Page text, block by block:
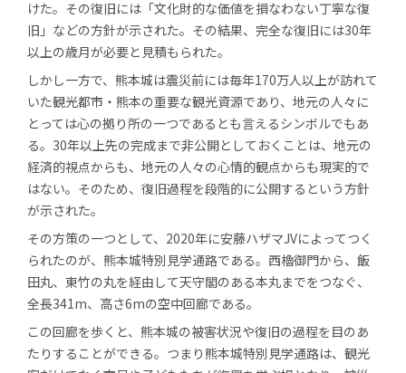
けた。その復旧には「文化財的な価値を損なわない丁寧な復
旧」などの方針が示された。その結果、完全な復旧には30年
以上の歳月が必要と見積もられた。
しかし一方で、熊本城は震災前には毎年170万人以上が訪れて
いた観光都市・熊本の重要な観光資源であり、地元の人々に
とっては心の拠り所の一つであるとも言えるシンボルでもあ
る。30年以上先の完成まで非公開としておくことは、地元の
経済的視点からも、地元の人々の心情的観点からも現実的で
はない。そのため、復旧過程を段階的に公開するという方針
が示された。
その方策の一つとして、2020年に安藤ハザマJVによってつく
られたのが、熊本城特別見学通路である。西櫓御門から、飯
田丸、東竹の丸を経由して天守閣のある本丸までをつなぐ、
全長341m、高さ6mの空中回廊である。
この回廊を歩くと、熊本城の被害状況や復旧の過程を目のあ
たりすることができる。つまり熊本城特別見学通路は、観光